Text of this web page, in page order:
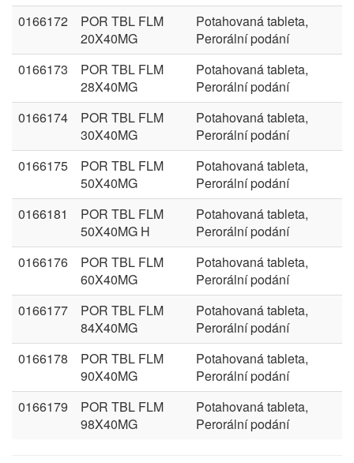
0166172
POR TBL FLM
20X40MG
Potahovaná tableta,
Perorální podání
0166173
POR TBL FLM
28X40MG
Potahovaná tableta,
Perorální podání
0166174
POR TBL FLM
30X40MG
Potahovaná tableta,
Perorální podání
0166175
POR TBL FLM
50X40MG
Potahovaná tableta,
Perorální podání
0166181
POR TBL FLM
50X40MG H
Potahovaná tableta,
Perorální podání
0166176
POR TBL FLM
60X40MG
Potahovaná tableta,
Perorální podání
0166177
POR TBL FLM
84X40MG
Potahovaná tableta,
Perorální podání
0166178
POR TBL FLM
90X40MG
Potahovaná tableta,
Perorální podání
0166179
POR TBL FLM
98X40MG
Potahovaná tableta,
Perorální podání